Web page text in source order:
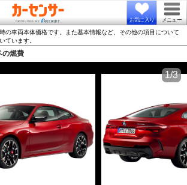
お気に入り メニュー
の車両本体価格です。また基本情報など、その他の項目について
ています。
の燃費
1/3